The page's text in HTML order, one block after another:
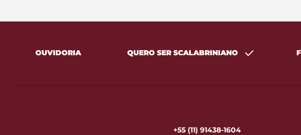
OUVIDORIA QUERO SER SCALABRINIANO
+55 (11) 91438-1604